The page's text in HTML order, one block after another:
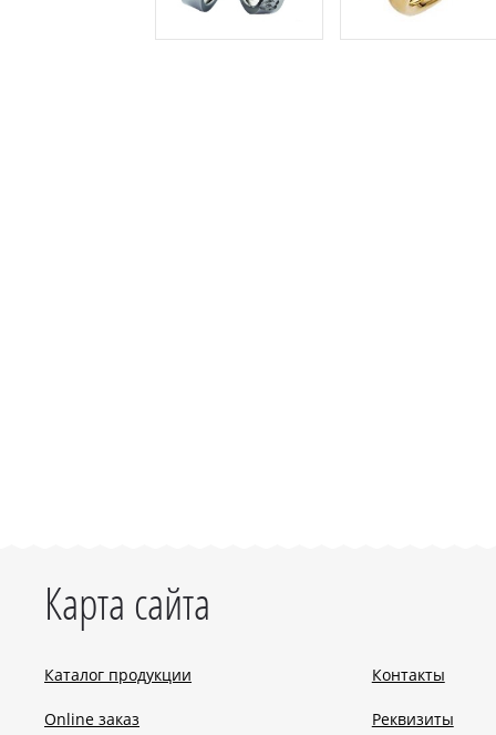
Карта сайта
Каталог продукции
Online заказ
Контакты
Реквизиты